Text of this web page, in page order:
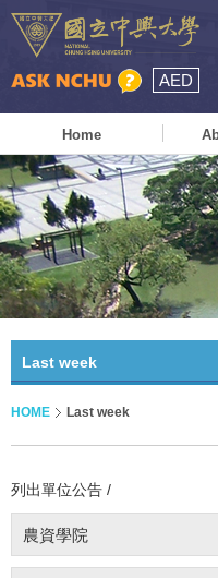
AED
Home
Last week
HOME Last week
列出單位公告 /
農資學院